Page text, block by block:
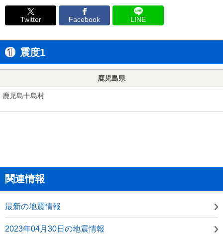
Twitter Facebook LINE
震度1
鹿児島県
鹿児島十島村
関連情報
最新の地震情報
2023年04月30日の地震情報